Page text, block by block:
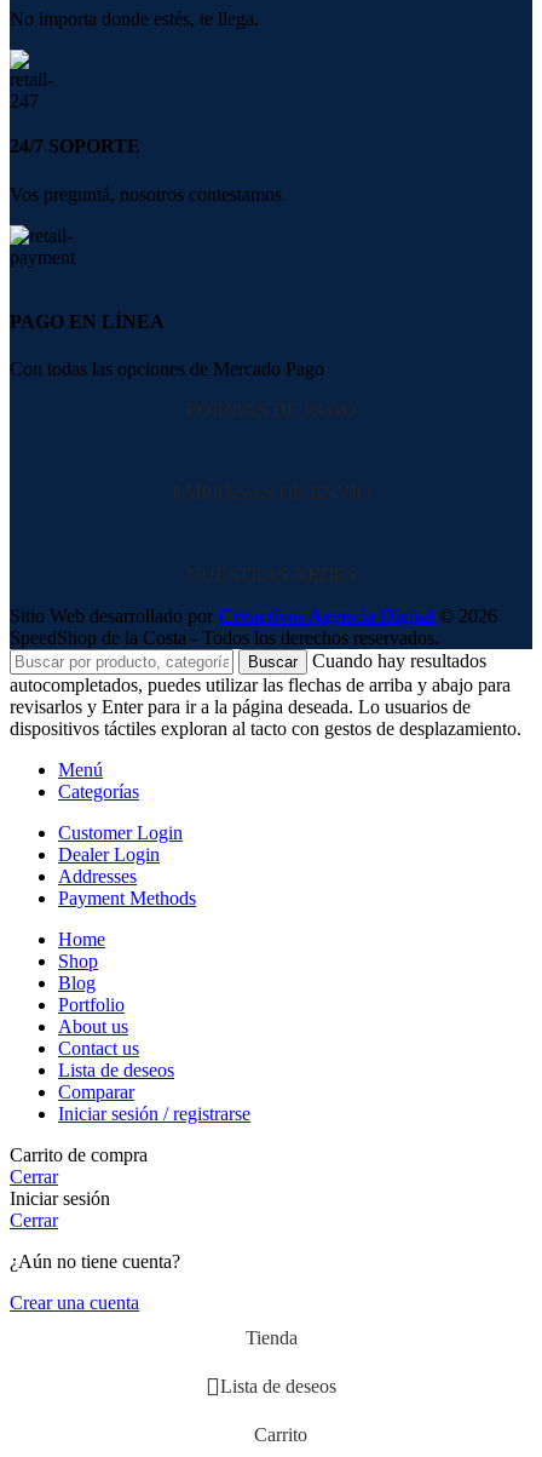
No importa donde estés, te llega.
24/7 SOPORTE
Vos preguntá, nosotros contestamos.
PAGO EN LÍNEA
Con todas las opciones de Mercado Pago
FORMAS DE PAGO
EMPRESAS DE ENVIO
NUESTRAS REDES
Sitio Web desarrollado por Creactivos Agencia Digital © 2026
SpeedShop de la Costa - Todos los derechos reservados.
Buscar
Cuando hay resultados
autocompletados, puedes utilizar las flechas de arriba y abajo para
revisarlos y Enter para ir a la página deseada. Lo usuarios de
dispositivos táctiles exploran al tacto con gestos de desplazamiento.
Menú
Categorías
Customer Login
Dealer Login
Addresses
Payment Methods
Home
Shop
Blog
Portfolio
About us
Contact us
Lista de deseos
Comparar
Iniciar sesión / registrarse
Carrito de compra
Cerrar
Iniciar sesión
Cerrar
¿Aún no tiene cuenta?
Crear una cuenta
Tienda
Lista de deseos
Carrito